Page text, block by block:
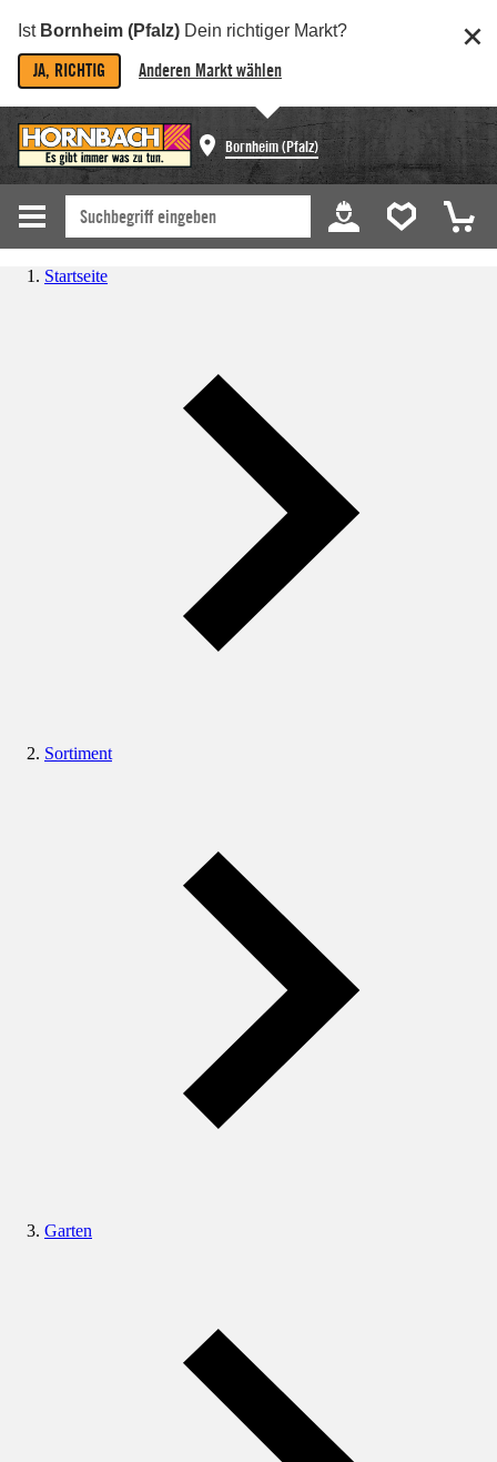
Ist Bornheim (Pfalz) Dein richtiger Markt?
JA, RICHTIG Anderen Markt wählen
Bornheim (Pfalz)
Startseite
Sortiment
Garten